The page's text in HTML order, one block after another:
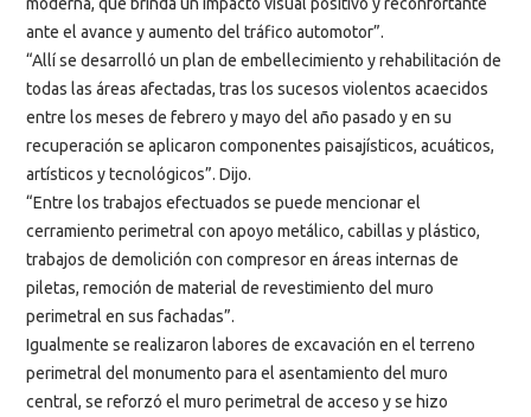
moderna, que brinda un impacto visual positivo y reconfortante
ante el avance y aumento del tráfico automotor”.
“Allí se desarrolló un plan de embellecimiento y rehabilitación de
todas las áreas afectadas, tras los sucesos violentos acaecidos
entre los meses de febrero y mayo del año pasado y en su
recuperación se aplicaron componentes paisajísticos, acuáticos,
artísticos y tecnológicos”. Dijo.
“Entre los trabajos efectuados se puede mencionar el
cerramiento perimetral con apoyo metálico, cabillas y plástico,
trabajos de demolición con compresor en áreas internas de
piletas, remoción de material de revestimiento del muro
perimetral en sus fachadas”.
Igualmente se realizaron labores de excavación en el terreno
perimetral del monumento para el asentamiento del muro
central, se reforzó el muro perimetral de acceso y se hizo